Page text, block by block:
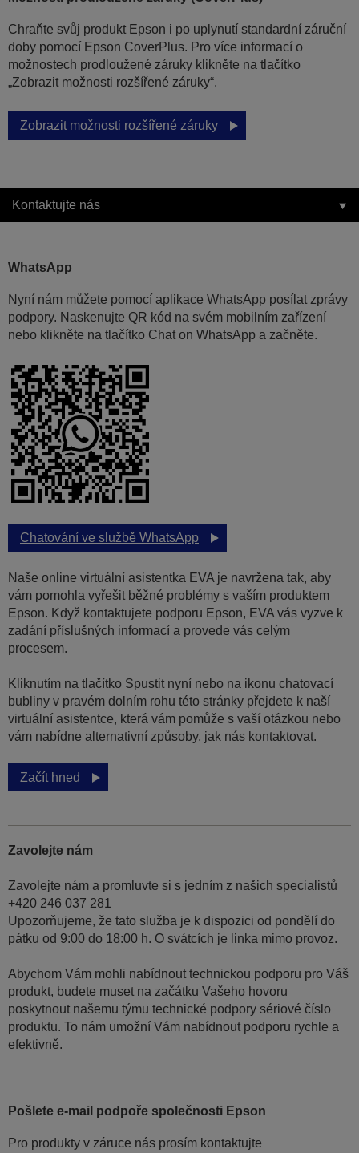
Chraňte svůj produkt Epson i po uplynutí standardní záruční
doby pomocí Epson CoverPlus. Pro více informací o
možnostech prodloužené záruky klikněte na tlačítko
„Zobrazit možnosti rozšířené záruky“.
Zobrazit možnosti rozšířené záruky
Kontaktujte nás
WhatsApp
Nyní nám můžete pomocí aplikace WhatsApp posílat zprávy
podpory. Naskenujte QR kód na svém mobilním zařízení
nebo klikněte na tlačítko Chat on WhatsApp a začněte.
Chatování ve službě WhatsApp
Naše online virtuální asistentka EVA je navržena tak, aby
vám pomohla vyřešit běžné problémy s vaším produktem
Epson. Když kontaktujete podporu Epson, EVA vás vyzve k
zadání příslušných informací a provede vás celým
procesem.
Kliknutím na tlačítko Spustit nyní nebo na ikonu chatovací
bubliny v pravém dolním rohu této stránky přejdete k naší
virtuální asistentce, která vám pomůže s vaší otázkou nebo
vám nabídne alternativní způsoby, jak nás kontaktovat.
Začít hned
Zavolejte nám
Zavolejte nám a promluvte si s jedním z našich specialistů
+420 246 037 281
Upozorňujeme, že tato služba je k dispozici od pondělí do
pátku od 9:00 do 18:00 h. O svátcích je linka mimo provoz.
Abychom Vám mohli nabídnout technickou podporu pro Váš
produkt, budete muset na začátku Vašeho hovoru
poskytnout našemu týmu technické podpory sériové číslo
produktu. To nám umožní Vám nabídnout podporu rychle a
efektivně.
Pošlete e-mail podpoře společnosti Epson
Pro produkty v záruce nás prosím kontaktujte